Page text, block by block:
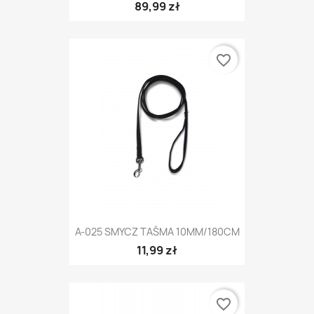
89,99 zł
A-025 SMYCZ TAŚMA 10MM/180CM
11,99 zł
favorite_border
favorite_border